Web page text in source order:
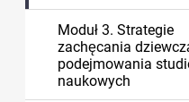
Moduł 3. Strategie
zachęcania
podejmowania
naukowych